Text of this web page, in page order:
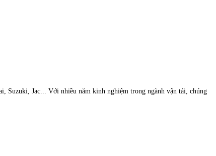
Suzuki, Jac... Với nhiều năm kinh nghiệm trong ngành vận tải, chúng